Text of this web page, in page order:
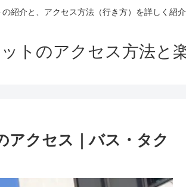
紹介と、アクセス方法（行き方）を詳しく紹
トのアクセス方法と
アクセス｜バス・タク